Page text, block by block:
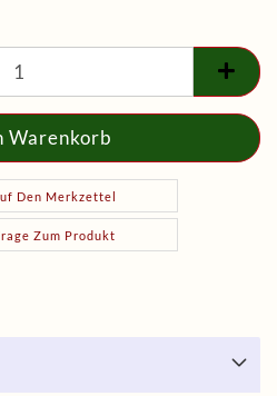
Den Merkzettel
Zum Produkt